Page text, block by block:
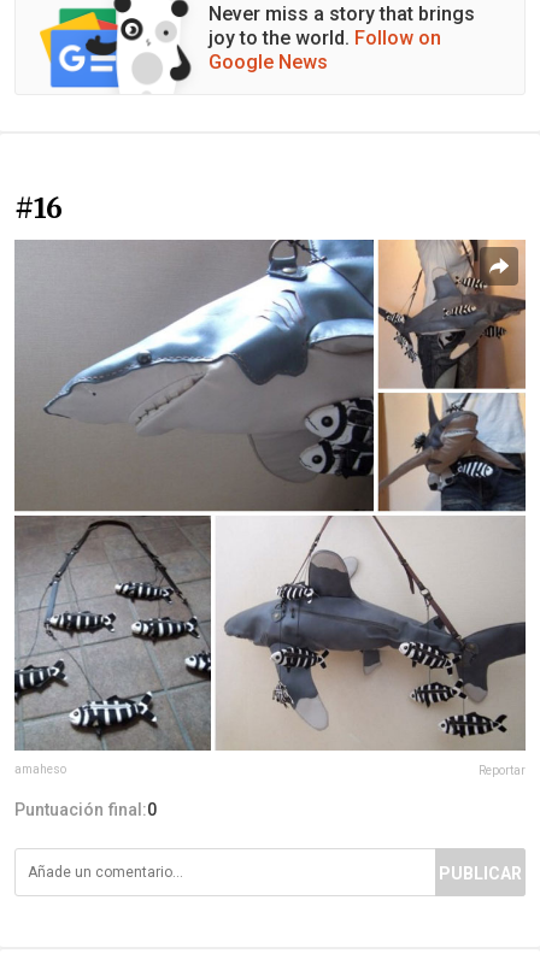
Never miss a story that brings
joy to the world. Follow on
Google News
#16
amaheso Reportar
Puntuación final:0
PUBLICAR